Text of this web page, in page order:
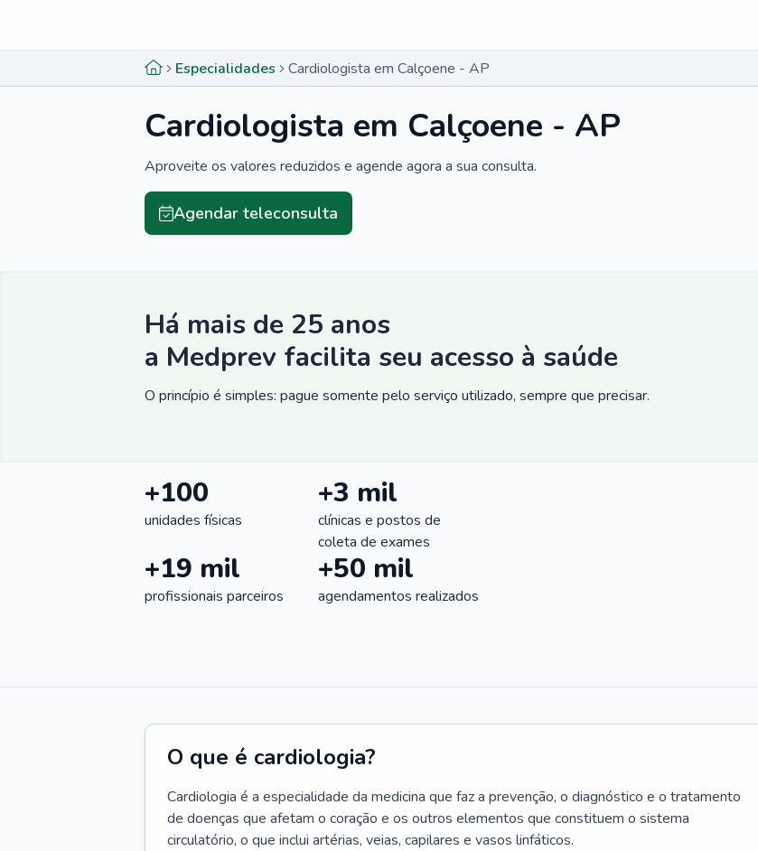
Especialidades Cardiologista em Calçoene - AP
Cardiologista em Calçoene - AP
Aproveite os valores reduzidos e agende agora a sua consulta.
Agendar teleconsulta
Há mais de 25 anos
a Medprev facilita seu acesso à saúde
O princípio é simples: pague somente pelo serviço utilizado, sempre que precisar.
+100
unidades físicas
+3 mil
clínicas e postos de
coleta de exames
+19 mil
profissionais parceiros
+50 mil
agendamentos realizados
O que é cardiologia?
Cardiologia é a especialidade da medicina que faz a prevenção, o diagnóstico e o tratamento
de doenças que afetam o coração e os outros elementos que constituem o sistema
circulatório, o que inclui artérias, veias, capilares e vasos linfáticos.